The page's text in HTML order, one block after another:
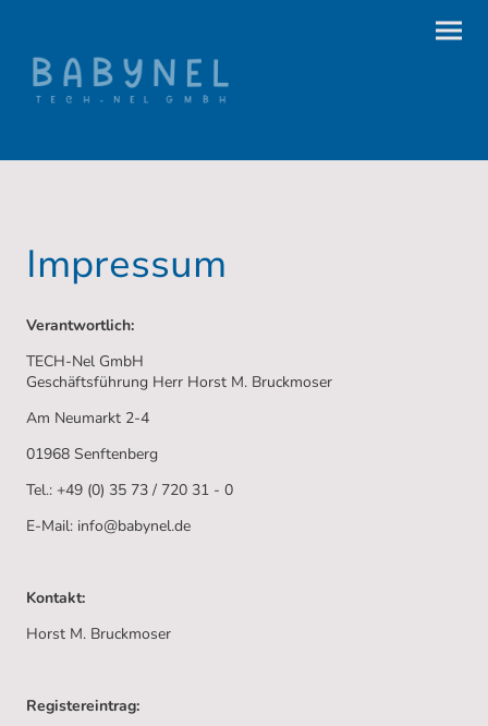
Impressum
Verantwortlich:
TECH-Nel GmbH
Geschäftsführung Herr Horst M. Bruckmoser
Am Neumarkt 2-4
01968 Senftenberg
Tel.: +49 (0) 35 73 / 720 31 - 0
E-Mail: info@babynel.de
Kontakt:
Horst M. Bruckmoser
Registereintrag: